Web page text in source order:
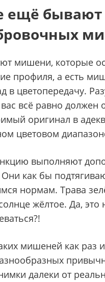
ещё
мишени, которые
профиля, а есть
в цветопередачу.
всё равно должен
оригинал в
цветовом
выполняют
как бы
нормам. Трава
жёлтое. Да, это
мишеней как раз
далеки от